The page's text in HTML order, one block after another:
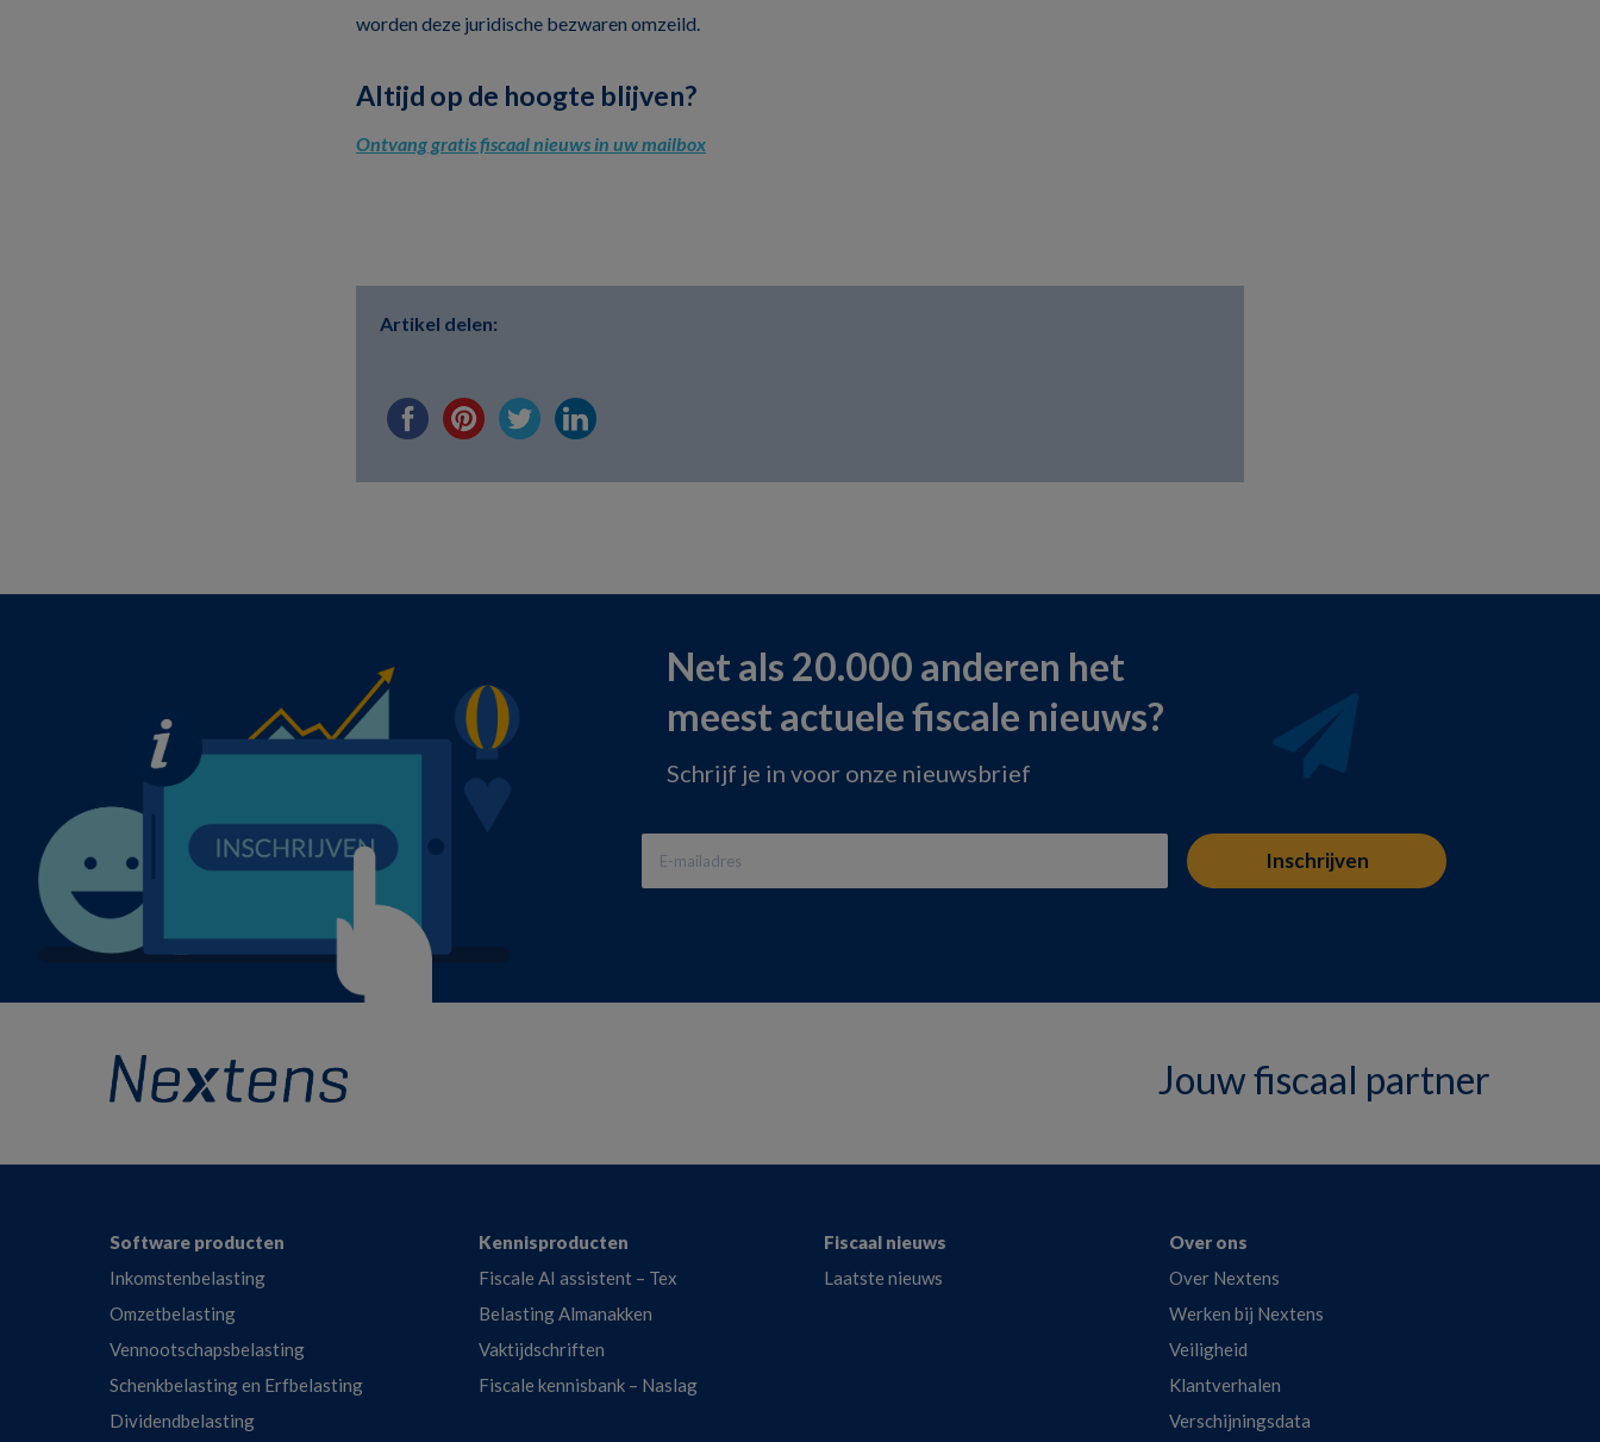
worden deze juridische bezwaren omzeild.
Altijd op de hoogte blijven?
Ontvang gratis fiscaal nieuws in uw mailbox
Artikel delen:
Net als 20.000 anderen het
meest actuele fiscale nieuws?
Schrijf je in voor onze nieuwsbrief
Jouw fiscaal partner
FooterSoftware producten
Inkomstenbelasting
Omzetbelasting
Vennootschapsbelasting
Schenkbelasting en Erfbelasting
Dividendbelasting
Kennisproducten
Fiscale AI assistent – Tex
Belasting Almanakken
Vaktijdschriften
Fiscale kennisbank – Naslag
Fiscaal nieuws
Laatste nieuws
Over ons
Over Nextens
Werken bij Nextens
Veiligheid
Klantverhalen
Verschijningsdata